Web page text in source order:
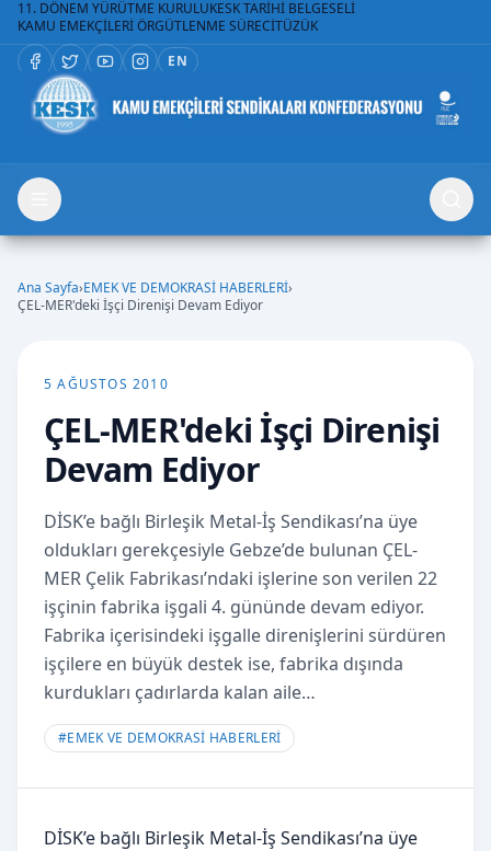
11. DÖNEM YÜRÜTME KURULUKESK TARİHİ BELGESELİ
KAMU EMEKÇİLERİ ÖRGÜTLENME SÜRECİTÜZÜK
EN
Ana Sayfa›EMEK VE DEMOKRASİ HABERLERİ›
ÇEL-MER'deki İşçi Direnişi Devam Ediyor
5 AĞUSTOS 2010
ÇEL-MER'deki İşçi Direnişi
Devam Ediyor
DİSK’e bağlı Birleşik Metal-İş Sendikası’na üye
oldukları gerekçesiyle Gebze’de bulunan ÇEL-
MER Çelik Fabrikası’ndaki işlerine son verilen 22
işçinin fabrika işgali 4. gününde devam ediyor.
Fabrika içerisindeki işgalle direnişlerini sürdüren
işçilere en büyük destek ise, fabrika dışında
kurdukları çadırlarda kalan aile…
#EMEK VE DEMOKRASİ HABERLERİ
DİSK’e bağlı Birleşik Metal-İş Sendikası’na üye